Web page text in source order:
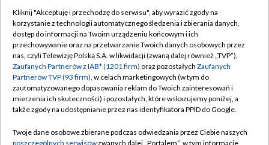
TVP
Abonament TVP
Emisja w TVP
Centrum informacji TVP
Naziemna Telewizja Cyfrowa
Rada Programowa
Regulamin TVP
Polityka prywatności
Moje zgody
Pomoc
Kliknij "Akceptuję i przechodzę do serwisu", aby wyrazić zgody na
korzystanie z technologii automatycznego śledzenia i zbierania danych,
dostęp do informacji na Twoim urządzeniu końcowym i ich
przechowywanie oraz na przetwarzanie Twoich danych osobowych przez
nas, czyli Telewizję Polską S.A. w likwidacji (zwaną dalej również „TVP”),
Zaufanych Partnerów z IAB* (1201 firm) oraz pozostałych Zaufanych
Partnerów TVP (93 firm), w celach marketingowych (w tym do
zautomatyzowanego dopasowania reklam do Twoich zainteresowań i
mierzenia ich skuteczności) i pozostałych, które wskazujemy poniżej, a
także zgody na udostępnianie przez nas identyfikatora PPID do Google.
Twoje dane osobowe zbierane podczas odwiedzania przez Ciebie naszych
poszczególnych serwisówzwanych dalej „Portalem”, w tym informacje